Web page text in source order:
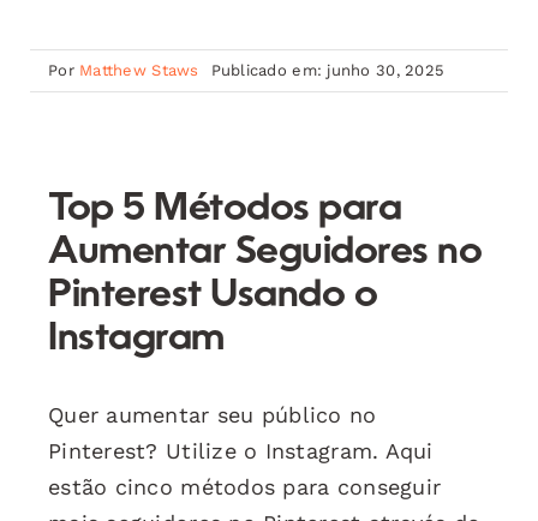
Por Matthew Staws Publicado em: junho 30, 2025
Top 5 Métodos para
Aumentar Seguidores no
Pinterest Usando o
Instagram
Quer aumentar seu público no
Pinterest? Utilize o Instagram. Aqui
estão cinco métodos para conseguir